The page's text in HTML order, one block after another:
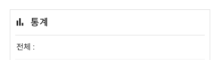
통계
전체 :